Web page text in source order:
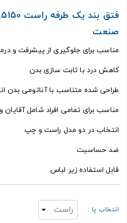
صنعت
مناسب برای جلوگیری از پیشرفت و
کاهش درد با ثابت سازی بدن
طراحی شده متناسب با آناتومی بدن
مناسب برای تمامی افراد شامل
انتخاب در دو مدل راست و چپ
ضد حساسیت
قابل استفاده زیر لباس
انتخاب پا :